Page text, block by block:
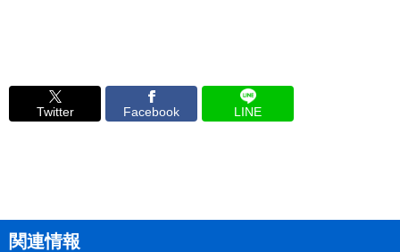
Twitter Facebook LINE
関連情報